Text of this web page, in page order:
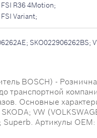
R36 4Motion;
Variant;
SKO022906262BS;
BOSCH) -
транспортной
Основные
VW
Артикулы